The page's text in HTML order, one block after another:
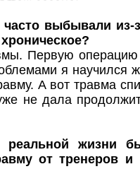
выбывали из-
Первую
я научился
А вот травма
не дала
жизни
от тренеров